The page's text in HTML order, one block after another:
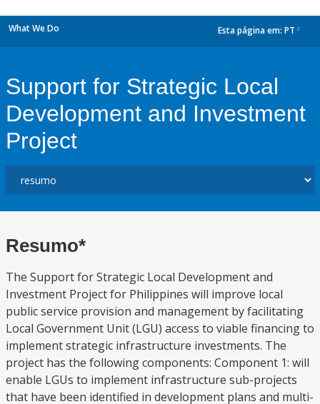
What We Do Esta página em: PT
Support for Strategic Local
Development and Investment
Project
Resumo*
The Support for Strategic Local Development and
Investment Project for Philippines will improve local
public service provision and management by facilitating
Local Government Unit (LGU) access to viable financing to
implement strategic infrastructure investments. The
project has the following components: Component 1: will
enable LGUs to implement infrastructure sub-projects
that have been identified in development plans and multi-